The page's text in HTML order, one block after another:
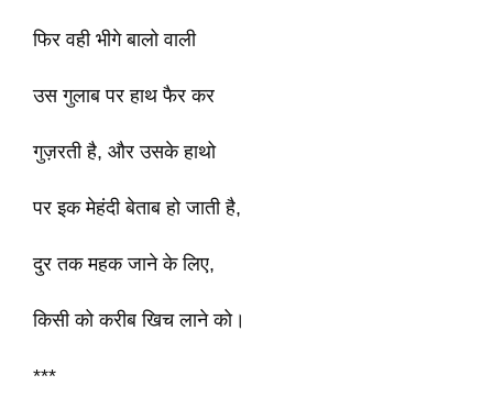
फिर वही भीगे बालो वाली
उस गुलाब पर हाथ फैर कर
गुज़रती है, और उसके हाथो
पर इक मेहंदी बेताब हो जाती है,
दुर तक महक जाने के लिए,
किसी को करीब खिच लाने को।
***